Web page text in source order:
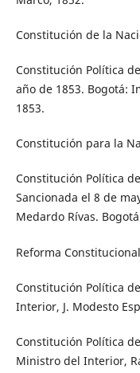
Constitución de la
Constitución Política
año de 1853. Bogotá:
1853.
Constitución para la
Constitución Política
Sancionada el 8 de
Medardo Rívas.
Reforma
Constitución Política
Interior, J. Modesto
Constitución Política
Ministro del Interior,